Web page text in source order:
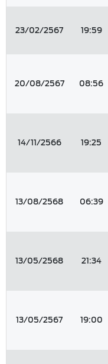
23/02/2567 19:59
20/08/2567 08:56
14/11/2566 19:25
13/08/2568 06:39
13/05/2568 21:34
13/05/2567 19:00